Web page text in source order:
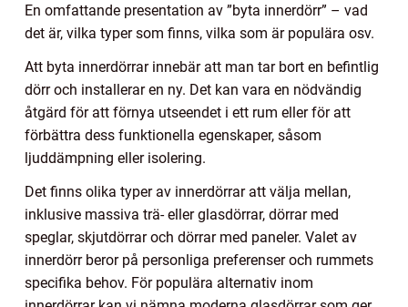
En omfattande presentation av ”byta innerdörr” – vad
det är, vilka typer som finns, vilka som är populära osv.
Att byta innerdörrar innebär att man tar bort en befintlig
dörr och installerar en ny. Det kan vara en nödvändig
åtgärd för att förnya utseendet i ett rum eller för att
förbättra dess funktionella egenskaper, såsom
ljuddämpning eller isolering.
Det finns olika typer av innerdörrar att välja mellan,
inklusive massiva trä- eller glasdörrar, dörrar med
speglar, skjutdörrar och dörrar med paneler. Valet av
innerdörr beror på personliga preferenser och rummets
specifika behov. För populära alternativ inom